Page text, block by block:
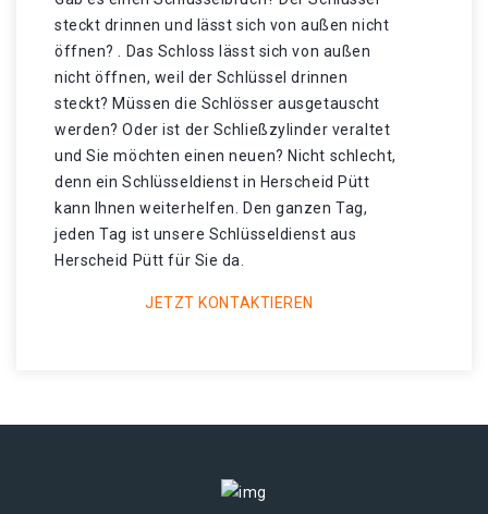
steckt drinnen und lässt sich von außen nicht
öffnen? . Das Schloss lässt sich von außen
nicht öffnen, weil der Schlüssel drinnen
steckt? Müssen die Schlösser ausgetauscht
werden? Oder ist der Schließzylinder veraltet
und Sie möchten einen neuen? Nicht schlecht,
denn ein Schlüsseldienst in Herscheid Pütt
kann Ihnen weiterhelfen. Den ganzen Tag,
jeden Tag ist unsere Schlüsseldienst aus
Herscheid Pütt für Sie da.
JETZT KONTAKTIEREN